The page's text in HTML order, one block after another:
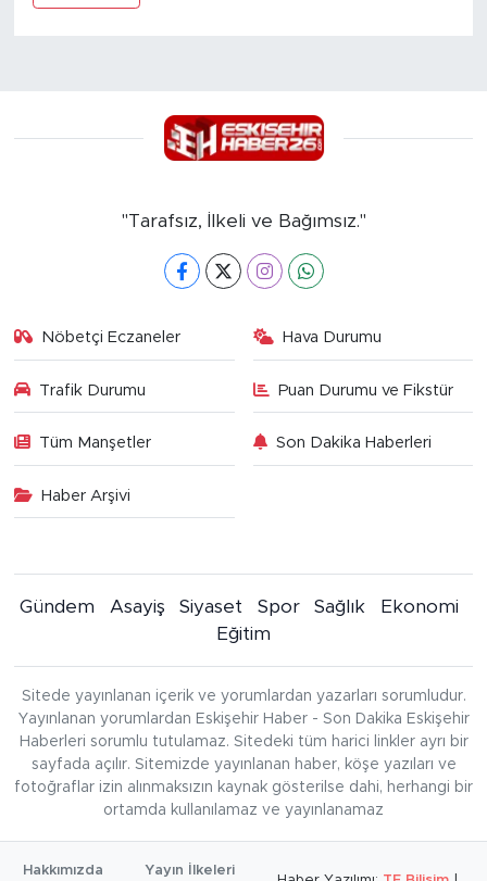
"Tarafsız, İlkeli ve Bağımsız."
Nöbetçi Eczaneler Hava Durumu
Trafik Durumu Puan Durumu ve Fikstür
Tüm Manşetler Son Dakika Haberleri
Haber Arşivi
Gündem Asayiş Siyaset Spor Sağlık
Ekonomi
Eğitim
Sitede yayınlanan içerik ve yorumlardan yazarları sorumludur.
Yayınlanan yorumlardan Eskişehir Haber - Son Dakika Eskişehir
Haberleri sorumlu tutulamaz. Sitedeki tüm harici linkler ayrı bir
sayfada açılır. Sitemizde yayınlanan haber, köşe yazıları ve
fotoğraflar izin alınmaksızın kaynak gösterilse dahi, herhangi bir
ortamda kullanılamaz ve yayınlanamaz
Hakkımızda Yayın İlkeleri